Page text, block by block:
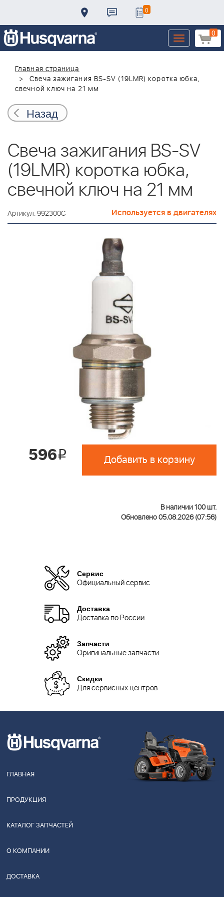
0
0
Toggle
navigation
Главная страница
Свеча зажигания BS-SV (19LMR) коротка юбка,
свечной ключ на 21 мм
Назад
Свеча зажигания BS-SV
(19LMR) коротка юбка,
свечной ключ на 21 мм
Артикул: 992300C Используется в двигателях
596i Добавить в корзину
В наличии 100 шт.
Обновлено 05.08.2026 (07:56)
Сервис
Официальный сервис
Доставка
Доставка по России
Запчасти
Оригинальные запчасти
Скидки
Для сервисных центров
ГЛАВНАЯ
ПРОДУКЦИЯ
КАТАЛОГ ЗАПЧАСТЕЙ
О КОМПАНИИ
ДОСТАВКА